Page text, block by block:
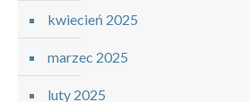
kwiecień 2025
marzec 2025
luty 2025